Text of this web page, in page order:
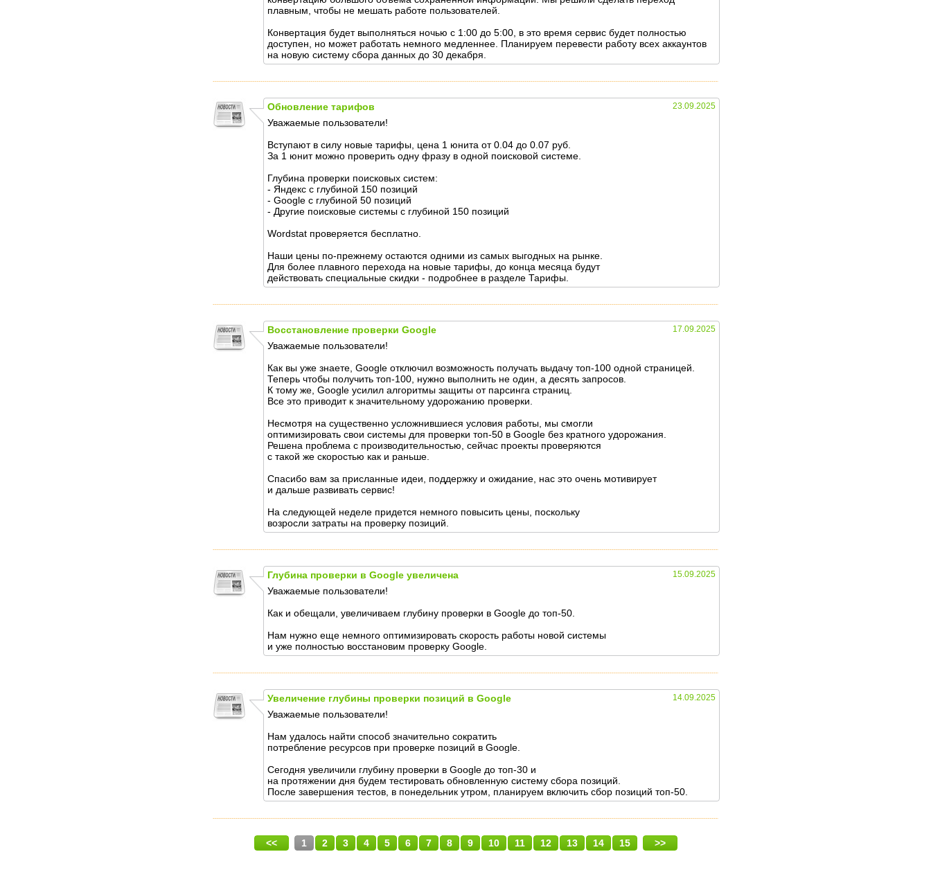
плавным, чтобы не мешать работе пользователей.
Конвертация будет выполняться ночью с 1:00 до 5:00, в это время сервис будет полностью
доступен, но может работать немного медленнее. Планируем перевести работу всех аккаунтов
на новую систему сбора данных до 30 декабря.
23.09.2025
Обновление тарифов
Уважаемые пользователи!
Вступают в силу новые тарифы, цена 1 юнита от 0.04 до 0.07 руб.
За 1 юнит можно проверить одну фразу в одной поисковой системе.
Глубина проверки поисковых систем:
- Яндекс с глубиной 150 позиций
- Google с глубиной 50 позиций
- Другие поисковые системы с глубиной 150 позиций
Wordstat проверяется бесплатно.
Наши цены по-прежнему остаются одними из самых выгодных на рынке.
Для более плавного перехода на новые тарифы, до конца месяца будут
действовать специальные скидки - подробнее в разделе Тарифы.
17.09.2025
Восстановление проверки Google
Уважаемые пользователи!
Как вы уже знаете, Google отключил возможность получать выдачу топ-100 одной страницей.
Теперь чтобы получить топ-100, нужно выполнить не один, а десять запросов.
К тому же, Google усилил алгоритмы защиты от парсинга страниц.
Все это приводит к значительному удорожанию проверки.
Несмотря на существенно усложнившиеся условия работы, мы смогли
оптимизировать свои системы для проверки топ-50 в Google без кратного удорожания.
Решена проблема с производительностью, сейчас проекты проверяются
с такой же скоростью как и раньше.
Спасибо вам за присланные идеи, поддержку и ожидание, нас это очень мотивирует
и дальше развивать сервис!
На следующей неделе придется немного повысить цены, поскольку
возросли затраты на проверку позиций.
15.09.2025
Глубина проверки в Google увеличена
Уважаемые пользователи!
Как и обещали, увеличиваем глубину проверки в Google до топ-50.
Нам нужно еще немного оптимизировать скорость работы новой системы
и уже полностью восстановим проверку Google.
14.09.2025
Увеличение глубины проверки позиций в Google
Уважаемые пользователи!
Нам удалось найти способ значительно сократить
потребление ресурсов при проверке позиций в Google.
Сегодня увеличили глубину проверки в Google до топ-30 и
на протяжении дня будем тестировать обновленную систему сбора позиций.
После завершения тестов, в понедельник утром, планируем включить сбор позиций топ-50.
<< 1 2 3 4 5 6 7 8 9 10 11 12 13 14 15 >>